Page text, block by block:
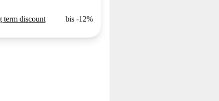
term discount bis -12%